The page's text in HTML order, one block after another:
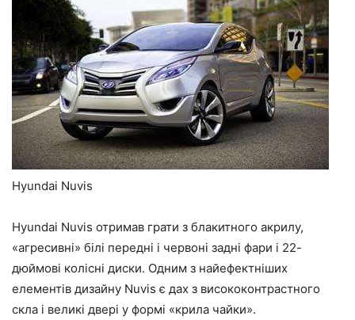
Hyundai Nuvis
Hyundai Nuvis отримав грати з блакитного акрилу,
«агресивні» білі передні і червоні задні фари і 22-
дюймові колісні диски. Одним з найефектніших
елементів дизайну Nuvis є дах з висококонтрастного
скла і великі двері у формі «крила чайки».